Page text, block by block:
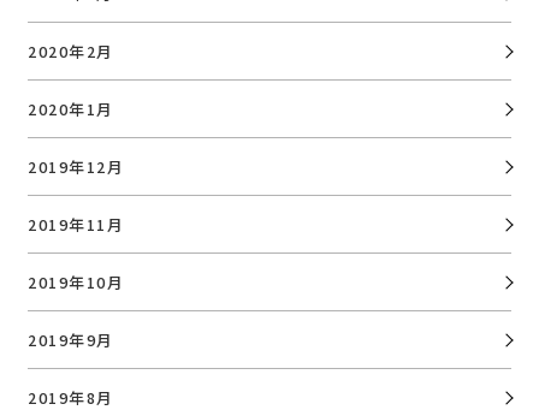
2020年2月
2020年1月
2019年12月
2019年11月
2019年10月
2019年9月
2019年8月